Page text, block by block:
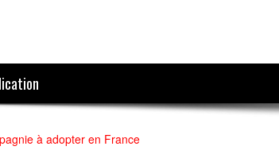
à adopter en France